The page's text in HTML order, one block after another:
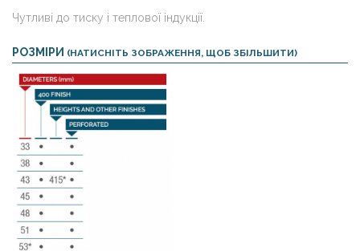
Чутливі до тиску і теплової індукції.
РОЗМІРИ (НАТИСНІТЬ ЗОБРАЖЕННЯ, ЩОБ ЗБІЛЬШИТИ)